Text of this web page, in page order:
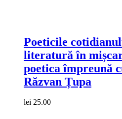
Poeticile
literatură în
poetica împreună
Răzvan Țupa
lei 25.00